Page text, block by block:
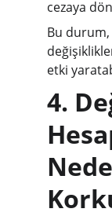
cezaya
Bu
etki
4.